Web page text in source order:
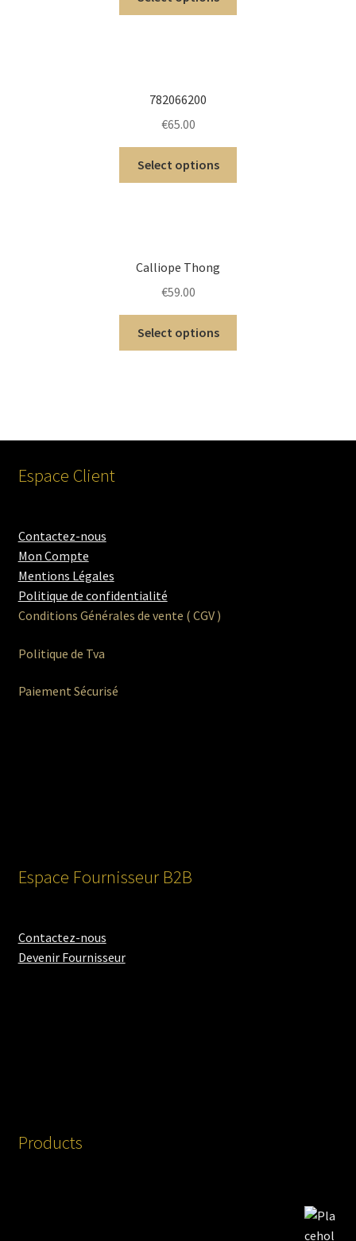
782066200
€65.00
Select options
Calliope Thong
€59.00
Select options
Espace Client
Contactez-nous
Mon Compte
Mentions Légales
Politique de confidentialité
Conditions Générales de vente ( CGV )
Politique de Tva
Paiement Sécurisé
Espace Fournisseur B2B
Contactez-nous
Devenir Fournisseur
Products